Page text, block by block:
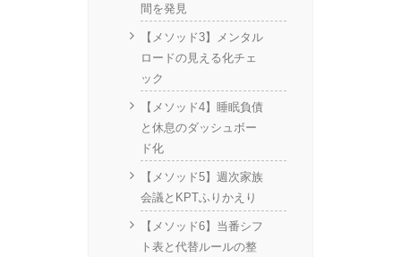
間を発見
【メソッド3】メンタル
ロードの見える化チェ
ック
【メソッド4】睡眠負債
と休息のダッシュボー
ド化
【メソッド5】週次家族
会議とKPTふりかえり
【メソッド6】当番シフ
ト表と代替ルールの整